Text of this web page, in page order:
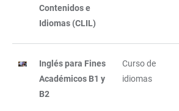
Contenidos e
Idiomas (CLIL)
Inglés para Fines
Académicos B1 y
B2
Curso de
idiomas